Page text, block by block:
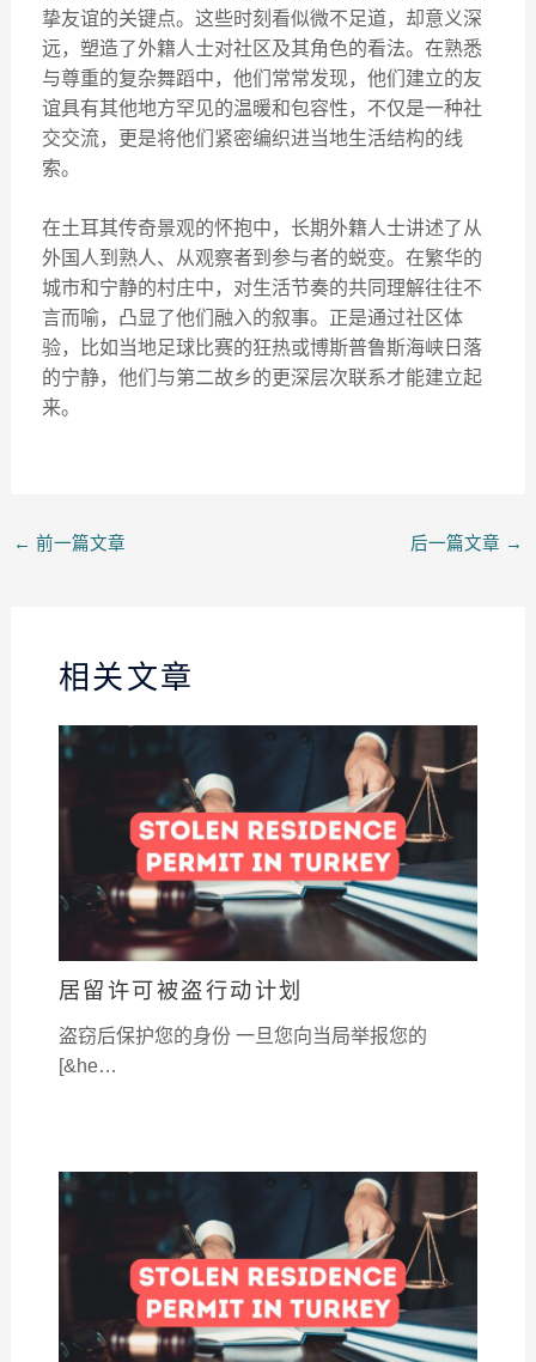
挚友谊的关键点。这些时刻看似微不足道，却意义深
远，塑造了外籍人士对社区及其角色的看法。在熟悉
与尊重的复杂舞蹈中，他们常常发现，他们建立的友
谊具有其他地方罕见的温暖和包容性，不仅是一种社
交交流，更是将他们紧密编织进当地生活结构的线
索。
在土耳其传奇景观的怀抱中，长期外籍人士讲述了从
外国人到熟人、从观察者到参与者的蜕变。在繁华的
城市和宁静的村庄中，对生活节奏的共同理解往往不
言而喻，凸显了他们融入的叙事。正是通过社区体
验，比如当地足球比赛的狂热或博斯普鲁斯海峡日落
的宁静，他们与第二故乡的更深层次联系才能建立起
来。
← 前一篇文章 后一篇文章 →
相关文章
居留许可被盗行动计划
盗窃后保护您的身份 一旦您向当局举报您的
[&he…